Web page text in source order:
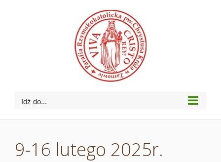
Idź do...
9-16 lutego 2025r.